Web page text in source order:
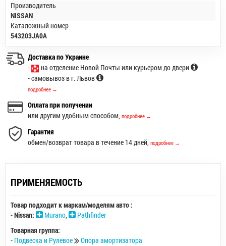
Производитель
NISSAN
Каталожный номер
543203JA0A
Доставка по Украине
-
на отделение Новой Почты или курьером до двери
- самовывоз в г. Львов
подробнее →
Оплата при получении
или другим удобным способом, подробнее →
Гарантия
обмен/возврат товара в течение 14 дней, подробнее →
ПРИМЕНЯЕМОСТЬ
Товар подходит к маркам/моделям авто :
-Nissan: Murano,
Pathfinder
Товарная группа:
- Подвеска и Рулевое Опора амортизатора